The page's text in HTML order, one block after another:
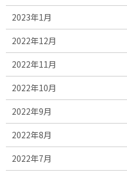
2023年1月
2022年12月
2022年11月
2022年10月
2022年9月
2022年8月
2022年7月